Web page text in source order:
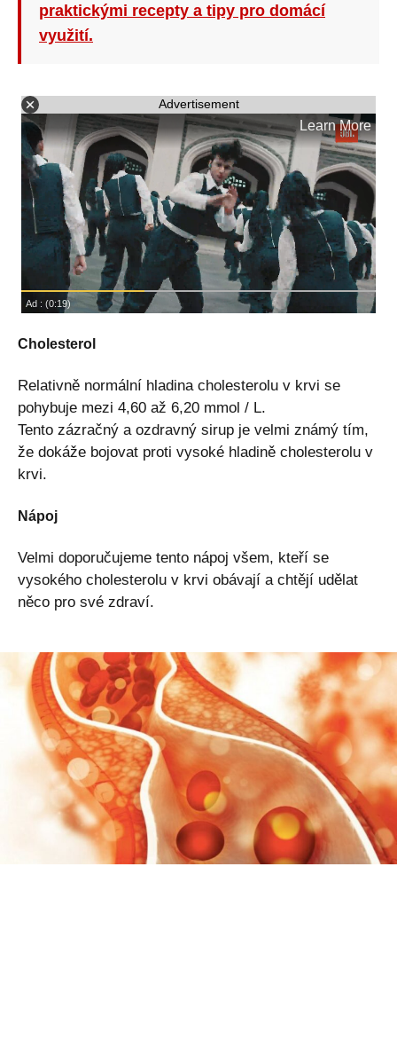
praktickými recepty a tipy pro domácí
využití.
Advertisement
Cholesterol
Relativně normální hladina cholesterolu v krvi se
pohybuje mezi 4,60 až 6,20 mmol / L.
Tento zázračný a ozdravný sirup je velmi známý tím,
že dokáže bojovat proti vysoké hladině cholesterolu v
krvi.
Nápoj
Velmi doporučujeme tento nápoj všem, kteří se
vysokého cholesterolu v krvi obávají a chtějí udělat
něco pro své zdraví.